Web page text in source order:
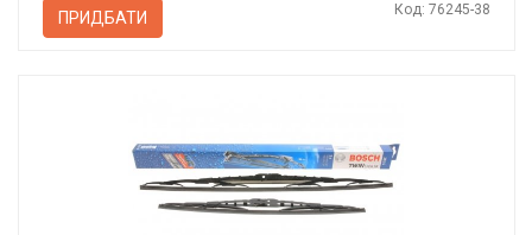
ПРИДБАТИ Код: 76245-38